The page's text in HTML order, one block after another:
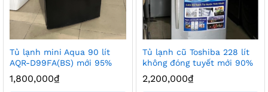
Tủ lạnh mini Aqua 90 lít
AQR-D99FA(BS) mới 95%
1,800,000₫
Tủ lạnh cũ Toshiba 228 lít
không đóng tuyết mới 90%
2,200,000₫